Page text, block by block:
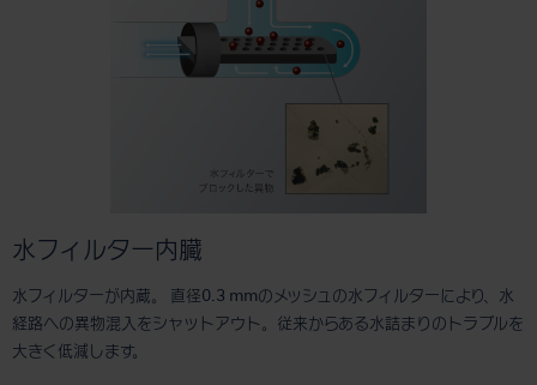
水フィルター内臓
水フィルターが内蔵。 直径0.3 mmのメッシュの水フィルターにより、水
経路への異物混入をシャットアウト。従来からある水詰まりのトラブルを
大きく低減します。